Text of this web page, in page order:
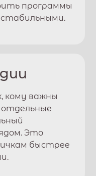
программы
кому важны
отдельные
Это
быстрее